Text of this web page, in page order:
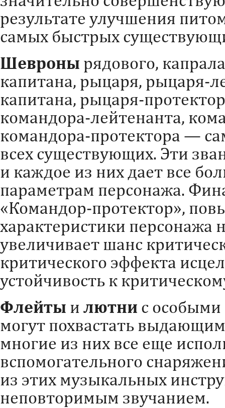
результате улучшения
самых быстрых
Шевроны рядового,
капитана, рыцаря, рыцаря-
капитана, рыцаря-
командора-лейтенанта,
командора-протектора —
всех существующих. Эти
и каждое из них дает все
параметрам персонажа.
«Командор-протектор»,
характеристики персонажа
увеличивает шанс
критического эффекта
устойчивость к
Флейты и лютни с
могут похвастать
многие из них все еще
вспомогательного
из этих музыкальных
неповторимым звучанием.